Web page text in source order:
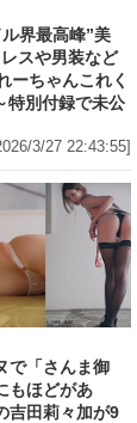
界最高峰”美
スや男装など
ーちゃんこれく
特別付録で未公
3/27 22:43:55]
で「さんま御
もほどがあ
吉田莉々加が9